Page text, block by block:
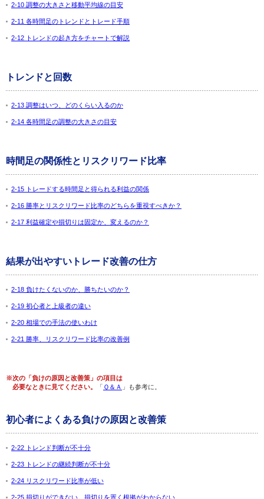
2-10 調整の大きさと移動平均線の目安
2-11 各時間足のトレンドとトレード手順
2-12 トレンドの起き方をチャートで解説
トレンドと回数
2-13 調整はいつ、どのくらい入るのか
2-14 各時間足の調整の大きさの目安
時間足の関係性とリスクリワード比率
2-15 トレードする時間足と得られる利益の関係
2-16 勝率とリスクリワード比率のどちらを重視すべきか？
2-17 利益確定や損切りは固定か、変えるのか？
結果が出やすいトレード改善の仕方
2-18 負けたくないのか、勝ちたいのか？
2-19 初心者と上級者の違い
2-20 相場での手法の使いわけ
2-21 勝率、リスクリワード比率の改善例
※次の「負けの原因と改善策」の項目は
必要なときに見てください。
「 Ｑ＆Ａ 」も参考に。
初心者によくある負けの原因と改善策
2-22 トレンド判断が不十分
2-23 トレンドの継続判断が不十分
2-24 リスクリワード比率が低い
2-25 損切りができない。損切りを置く根拠がわからない